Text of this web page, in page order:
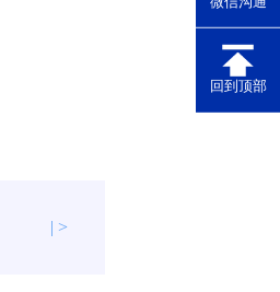
回到顶部
| >